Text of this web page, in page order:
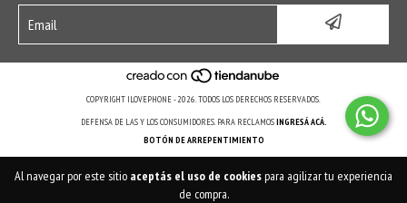
Al navegar por este sitio aceptás el uso de cookiespara agilizar tu experiencia
de compra.
COPYRIGHT ILOVEPHONE - 2026. TODOS LOS DERECHOS RESERVADOS.
DEFENSA DE LAS Y LOS CONSUMIDORES. PARA RECLAMOSINGRESÁ ACÁ.
BOTÓN DE ARREPENTIMIENTO